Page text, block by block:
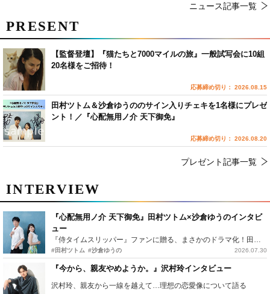
ニュース記事一覧
INTERVIEW
『心配無用ノ介 天下御免』田村ツトム×沙倉ゆうのインタビ
ュー
『侍タイムスリッパー』ファンに贈る、まさかのドラマ化！田村ツトム×沙倉ゆうのが語る『心配無用ノ介』撮影秘話
#田村ツトム #沙倉ゆうの 2026.07.30
『今から、親友やめようか。』沢村玲インタビュー
沢村玲、親友から一線を越えて…理想の恋愛像について語る
PRESENT
【監督登壇】『猫たちと7000マイルの旅』一般試写会に10組
20名様をご招待！
応募締め切り： 2026.08.15
田村ツトム＆沙倉ゆうののサイン入りチェキを1名様にプレゼ
ント！／『心配無用ノ介 天下御免』
応募締め切り： 2026.08.20
プレゼント記事一覧